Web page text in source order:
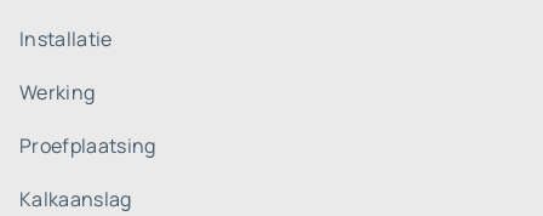
Installatie
Werking
Proefplaatsing
Kalkaanslag